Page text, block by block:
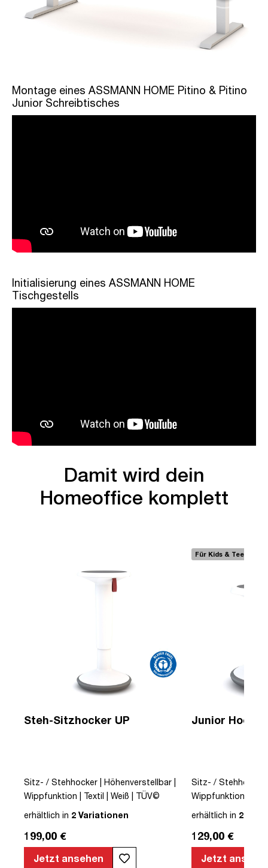
Montage eines ASSMANN HOME Pitino & Pitino
Junior Schreibtisches
Initialisierung eines ASSMANN HOME
Tischgestells
Damit wird dein
Homeoffice komplett
Steh-Sitzhocker UP
Sitz- / Stehhocker | Höhenverstellbar |
Wippfunktion | Textil | Weiß | TÜV©
geprüfte Sicherheit | German Design
erhältlich in 2 Variationen
199,00 €
Jetzt ansehen
Für Kids & Teens
Junior Hocker
Sitz- / Stehhocker
Wippfunktion |
geprüfte
erhältlich in 2
129,00 €
Jetzt